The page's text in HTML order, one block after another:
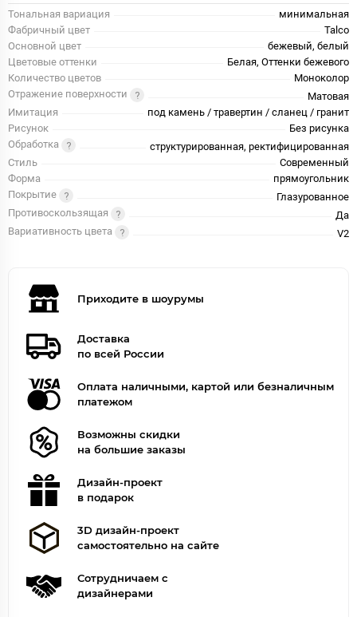
Тональная вариация
минимальная
Фабричный цвет
Talco
Основной цвет
бежевый, белый
Цветовые оттенки
Белая, Оттенки бежевого
Количество цветов
Моноколор
Отражение поверхности
Матовая
Имитация
под камень / травертин / сланец / гранит
Рисунок
Без рисунка
Обработка
структурированная, ректифицированная
Стиль
Современный
Форма
прямоугольник
Покрытие
Глазурованное
Противоскользящая
Да
Вариативность цвета
V2
Приходите в шоурумы
Доставка
по всей России
Оплата наличными, картой или безналичным
платежом
Возможны скидки
на большие заказы
Дизайн-проект
в подарок
3D дизайн-проект
самостоятельно на сайте
Сотрудничаем с
дизайнерами